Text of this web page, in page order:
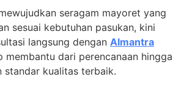
seragam mayoret yang
sesuai kebutuhan pasukan, kini
langsung dengan Almantra
membantu dari perencanaan hingga
standar kualitas terbaik.